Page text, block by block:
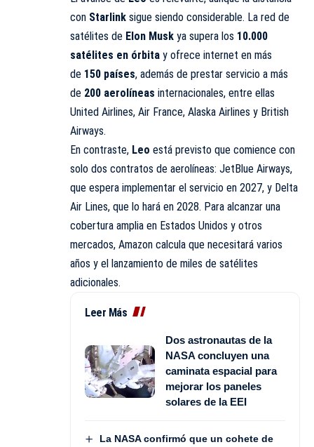
con Starlink sigue siendo considerable. La red de
satélites de Elon Musk ya supera los 10.000
satélites en órbita y ofrece internet en más
de 150 países, además de prestar servicio a más
de 200 aerolíneas internacionales, entre ellas
United Airlines, Air France, Alaska Airlines y British
Airways.
En contraste, Leo está previsto que comience con
solo dos contratos de aerolíneas: JetBlue Airways,
que espera implementar el servicio en 2027, y Delta
Air Lines, que lo hará en 2028. Para alcanzar una
cobertura amplia en Estados Unidos y otros
mercados, Amazon calcula que necesitará varios
años y el lanzamiento de miles de satélites
adicionales.
Leer Más
Dos astronautas de la
NASA concluyen una
caminata espacial para
mejorar los paneles
solares de la EEI
La NASA confirmó que un cohete de